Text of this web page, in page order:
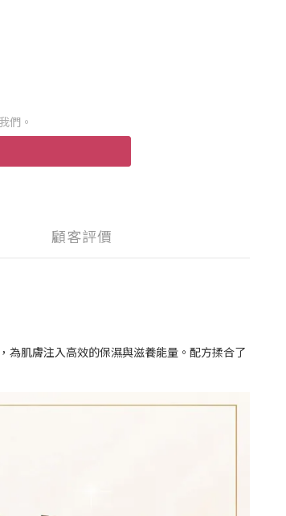
們。
顧客評價
肌膚注入高效的保濕與滋養能量。配方揉合了